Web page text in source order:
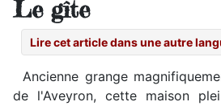
Le gîte
Lire cet article dans une autre
Ancienne grange
de l'Aveyron, cette maison